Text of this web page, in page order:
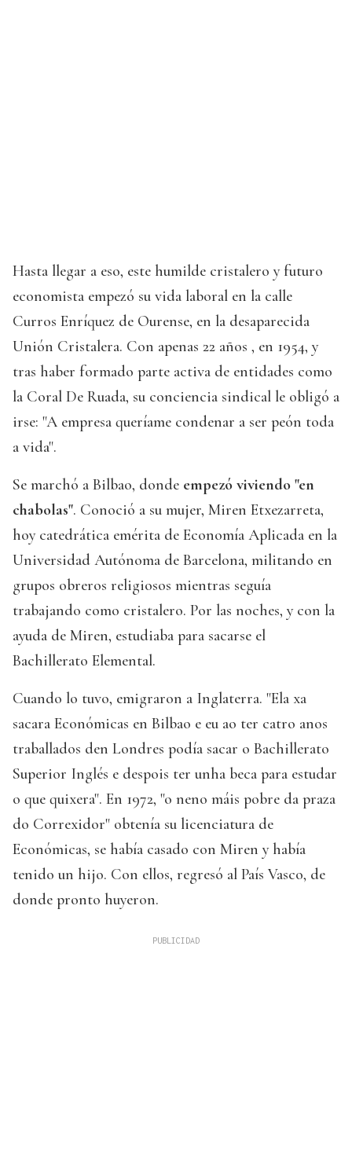
Hasta llegar a eso, este humilde cristalero y futuro
economista empezó su vida laboral en la calle
Curros Enríquez de Ourense, en la desaparecida
Unión Cristalera. Con apenas 22 años , en 1954, y
tras haber formado parte activa de entidades como
la Coral De Ruada, su conciencia sindical le obligó a
irse: "A empresa queríame condenar a ser peón toda
a vida".
Se marchó a Bilbao, donde empezó viviendo "en
chabolas". Conoció a su mujer, Miren Etxezarreta,
hoy catedrática emérita de Economía Aplicada en la
Universidad Autónoma de Barcelona, militando en
grupos obreros religiosos mientras seguía
trabajando como cristalero. Por las noches, y con la
ayuda de Miren, estudiaba para sacarse el
Bachillerato Elemental.
Cuando lo tuvo, emigraron a Inglaterra. "Ela xa
sacara Económicas en Bilbao e eu ao ter catro anos
traballados den Londres podía sacar o Bachillerato
Superior Inglés e despois ter unha beca para estudar
o que quixera". En 1972, "o neno máis pobre da praza
do Correxidor" obtenía su licenciatura de
Económicas, se había casado con Miren y había
tenido un hijo. Con ellos, regresó al País Vasco, de
donde pronto huyeron.